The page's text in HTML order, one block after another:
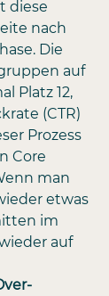
diese
nach
Die
auf
Platz 12,
(CTR)
Prozess
Core
man
etwas
im
auf